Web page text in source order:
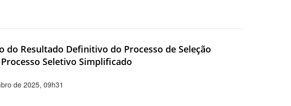
do Resultado Definitivo do Processo de Seleção
Seletivo Simplificado
de 2025, 09h31